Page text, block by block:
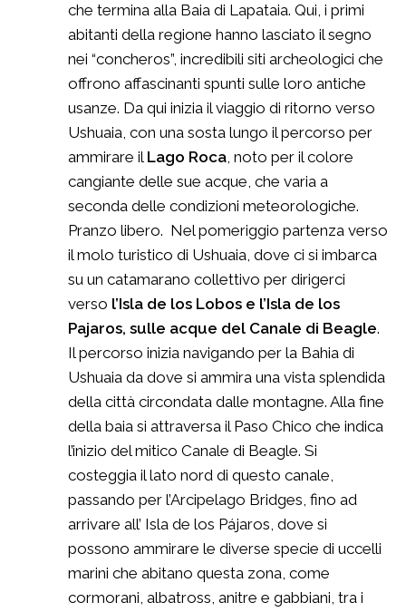
che termina alla Baia di Lapataia. Qui, i primi
abitanti della regione hanno lasciato il segno
nei “concheros”, incredibili siti archeologici che
offrono affascinanti spunti sulle loro antiche
usanze. Da qui inizia il viaggio di ritorno verso
Ushuaia, con una sosta lungo il percorso per
ammirare il Lago Roca, noto per il colore
cangiante delle sue acque, che varia a
seconda delle condizioni meteorologiche.
Pranzo libero. Nel pomeriggio partenza verso
il molo turistico di Ushuaia, dove ci si imbarca
su un catamarano collettivo per dirigerci
verso l’Isla de los Lobos e l’Isla de los
Pajaros, sulle acque del Canale di Beagle.
Il percorso inizia navigando per la Bahia di
Ushuaia da dove si ammira una vista splendida
della città circondata dalle montagne. Alla fine
della baia si attraversa il Paso Chico che indica
l’inizio del mitico Canale di Beagle. Si
costeggia il lato nord di questo canale,
passando per l’Arcipelago Bridges, fino ad
arrivare all’ Isla de los Pájaros, dove si
possono ammirare le diverse specie di uccelli
marini che abitano questa zona, come
cormorani, albatross, anitre e gabbiani, tra i